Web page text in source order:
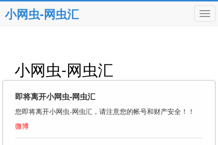
小网虫-网虫汇
小网虫-网虫汇
即将离开小网虫-网虫汇
您即将离开小网虫-网虫汇，请注意您的帐号和财产安全！！
微博